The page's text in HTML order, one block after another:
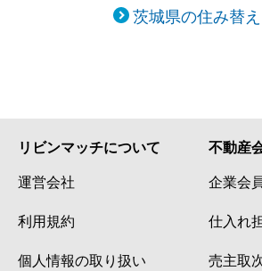
茨城県の住み替
リビンマッチについて
運営会社
利用規約
個人情報の取り扱い
不動産
企業会
仕入れ
売主取